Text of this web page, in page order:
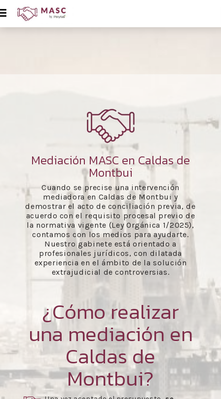
Mediación MASC en Caldas de
Montbui
Cuando se precise una intervención
mediadora en Caldas de Montbui y
demostrar el acto de conciliación previa, de
acuerdo con el requisito procesal previo de
la normativa vigente (Ley Orgánica 1/2025),
contamos con los medios para ayudarte.
Nuestro gabinete está orientado a
profesionales jurídicos, con dilatada
experiencia en el ámbito de la solución
extrajudicial de controversias.
¿Cómo realizar
una mediación en
Caldas de
Montbui?